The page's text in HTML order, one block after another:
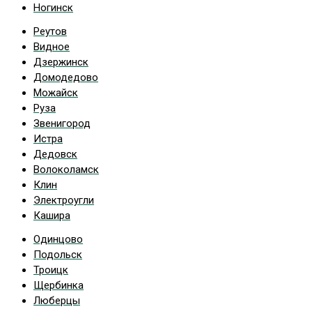
Ногинск
Реутов
Видное
Дзержинск
Домодедово
Можайск
Руза
Звенигород
Истра
Дедовск
Волоколамск
Клин
Электроугли
Кашира
Одинцово
Подольск
Троицк
Щербинка
Люберцы